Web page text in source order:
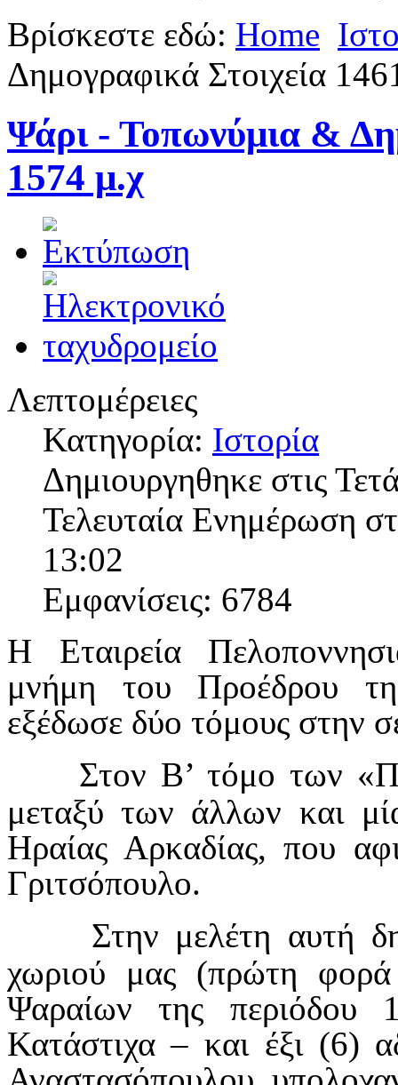
Βρίσκεστε εδώ: Home
Δημογραφικά Στοιχεία
Ψάρι - Τοπωνύμια &
1574 μ.χ
Λεπτομέρειες
Κατηγορία: Ιστορία
Δημιουργηθηκε στις
Τελευταία Ενημέρωση
13:02
Εμφανίσεις: 6784
Η Εταιρεία
μνήμη του Προέδρου
εξέδωσε δύο τόμους στην
Στον Β’ τόμο των
μεταξύ των άλλων και
Ηραίας Αρκαδίας, που
Γριτσόπουλο.
Στην μελέτη αυτή
χωριού μας (πρώτη
Ψαραίων της
Κατάστιχα – και έξι (6)